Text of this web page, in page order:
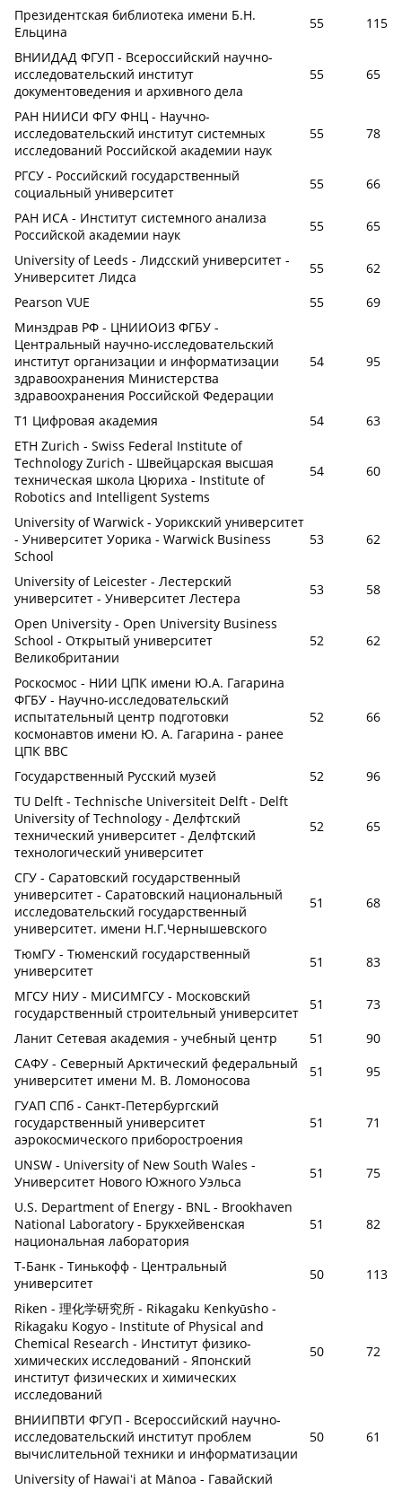
Президентская библиотека имени Б.Н.
Ельцина
55
115
ВНИИДАД ФГУП - Всероссийский научно-
исследовательский институт
документоведения и архивного дела
55 65
РАН НИИСИ ФГУ ФНЦ - Научно-
исследовательский институт системных
исследований Российской академии наук
55 78
РГСУ - Российский государственный
социальный университет
55
66
РАН ИСА - Институт системного анализа
Российской академии наук
55
65
University of Leeds - Лидсский университет -
Университет Лидса
55
62
Pearson VUE
55
69
Минздрав РФ - ЦНИИОИЗ ФГБУ -
Центральный научно-исследовательский
институт организации и информатизации
здравоохранения Министерства
здравоохранения Российской Федерации
54 95
Т1 Цифровая академия 54
63
ETH Zurich - Swiss Federal Institute of
Technology Zurich - Швейцарская высшая
техническая школа Цюриха - Institute of
Robotics and Intelligent Systems
54 60
University of Warwick - Уорикский университет
- Университет Уорика - Warwick Business
School
53 62
University of Leicester - Лестерский
университет - Университет Лестера
53
58
Open University - Open University Business
School - Открытый университет
Великобритании
52 62
Роскосмос - НИИ ЦПК имени Ю.А. Гагарина
ФГБУ - Научно-исследовательский
испытательный центр подготовки
космонавтов имени Ю. А. Гагарина - ранее
ЦПК ВВС
52 66
Государственный Русский музей 52
96
TU Delft - Technische Universiteit Delft - Delft
University of Technology - Делфтский
технический университет - Делфтский
технологический университет
52 65
СГУ - Саратовский государственный
университет - Саратовский национальный
исследовательский государственный
университет. имени Н.Г.Чернышевскогo
51 68
ТюмГУ - Тюменский государственный
университет
51
83
МГСУ НИУ - МИСИМГСУ - Московский
государственный строительный университет
51
73
Ланит Сетевая академия - учебный центр
51
90
САФУ - Северный Арктический федеральный
университет имени М. В. Ломоносова
51
95
ГУАП СПб - Санкт-Петербургский
государственный университет
аэрокосмического приборостроения
51 71
UNSW - University of New South Wales -
Университет Нового Южного Уэльса
51
75
U.S. Department of Energy - BNL - Brookhaven
National Laboratory - Брукхейвенская
национальная лаборатория
51 82
Т-Банк - Тинькофф - Центральный
университет
50
113
Riken - 理化学研究所 - Rikagaku Kenkyūsho -
Rikagaku Kogyo - Institute of Physical and
Chemical Research - Институт физико-
химических исследований - Японский
институт физических и химических
исследований
50 72
ВНИИПВТИ ФГУП - Всероссийский научно-
исследовательский институт проблем
вычислительной техники и информатизации
50 61
University of Hawaiʻi at Mānoa - Гавайский